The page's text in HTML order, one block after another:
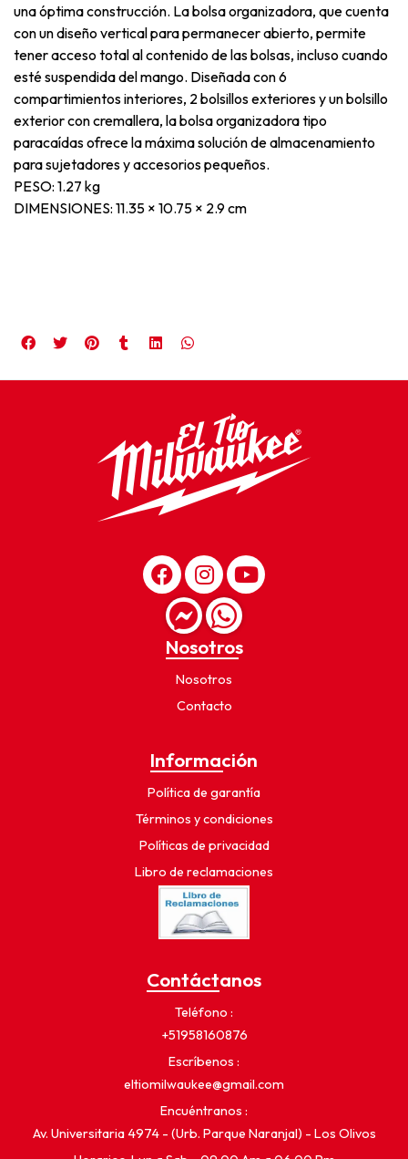
una óptima construcción. La bolsa organizadora, que cuenta
con un diseño vertical para permanecer abierto, permite
tener acceso total al contenido de las bolsas, incluso cuando
esté suspendida del mango. Diseñada con 6
compartimientos interiores, 2 bolsillos exteriores y un bolsillo
exterior con cremallera, la bolsa organizadora tipo
paracaídas ofrece la máxima solución de almacenamiento
para sujetadores y accesorios pequeños.
PESO: 1.27 kg
DIMENSIONES: 11.35 × 10.75 × 2.9 cm
Nosotros
Nosotros
Contacto
Información
Política de garantía
Términos y condiciones
Políticas de privacidad
Libro de reclamaciones
Contáctanos
Teléfono
+51958160876
Escríbenos
eltiomilwaukee@gmail.com
Encuéntranos
Av. Universitaria 4974 - (Urb. Parque Naranjal) - Los Olivos